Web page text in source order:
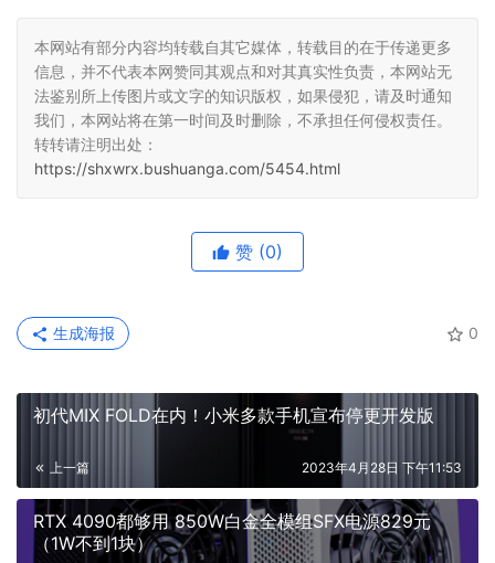
本网站有部分内容均转载自其它媒体，转载目的在于传递更多
信息，并不代表本网赞同其观点和对其真实性负责，本网站无
法鉴别所上传图片或文字的知识版权，如果侵犯，请及时通知
我们，本网站将在第一时间及时删除，不承担任何侵权责任。
转转请注明出处：
https://shxwrx.bushuanga.com/5454.html
赞 (0)
0
生成海报
初代MIX FOLD在内！小米多款手机宣布停更开发版
上一篇 2023年4月28日 下午11:53
RTX 4090都够用 850W白金全模组SFX电源829元
（1W不到1块）